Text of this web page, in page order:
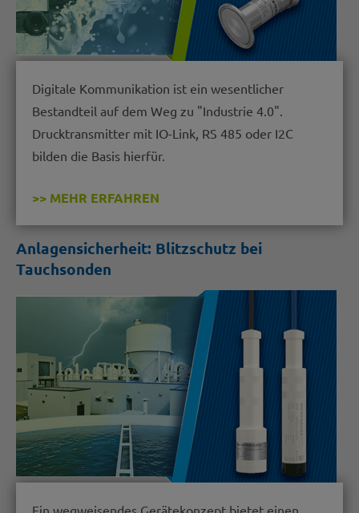
Digitale Kommunikation ist ein wesentlicher
Bestandteil auf dem Weg zu "Industrie 4.0".
Drucktransmitter mit IO-Link, RS 485 oder I2C
bilden die Basis hierfür.
>> MEHR ERFAHREN
Anlagensicherheit: Blitzschutz bei
Tauchsonden
Ein wegweisendes Gerätekonzept bietet einen